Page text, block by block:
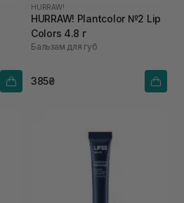
HURRAW!
HURRAW! Plantcolor №2 Lip
Colors 4.8 г
Бальзам для губ
385₴